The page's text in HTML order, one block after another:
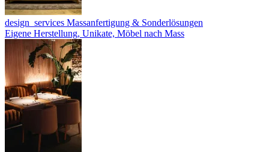
design_services Massanfertigung & Sonderlösungen
Eigene Herstellung, Unikate, Möbel nach Mass